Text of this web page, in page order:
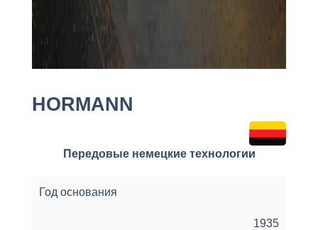
HORMANN
Передовые немецкие технологии
Год основания
1935